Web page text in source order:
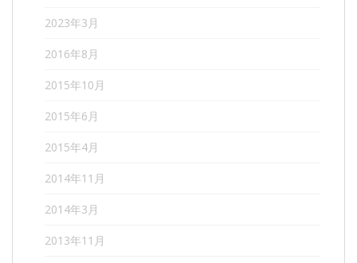
2023年3月
2016年8月
2015年10月
2015年6月
2015年4月
2014年11月
2014年3月
2013年11月